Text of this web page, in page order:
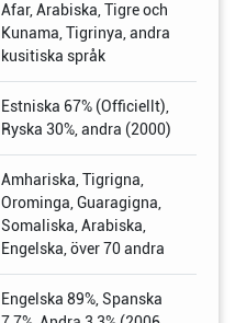
Afar, Arabiska, Tigre och
Kunama, Tigrinya, andra
kusitiska språk
Estniska 67% (Officiellt),
Ryska 30%, andra (2000)
Amhariska, Tigrigna,
Orominga, Guaragigna,
Somaliska, Arabiska,
Engelska, över 70 andra
Engelska 89%, Spanska